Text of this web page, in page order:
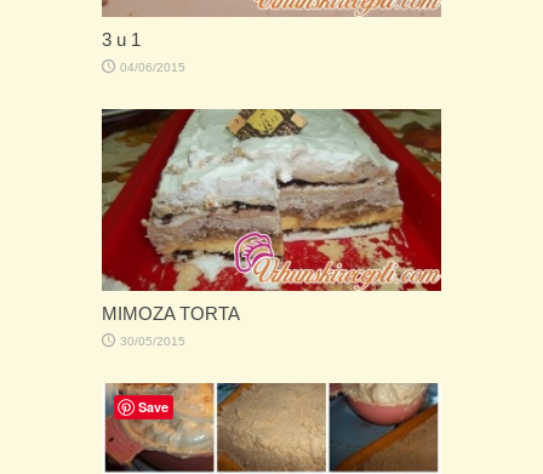
3 u 1
04/06/2015
MIMOZA TORTA
30/05/2015
Save